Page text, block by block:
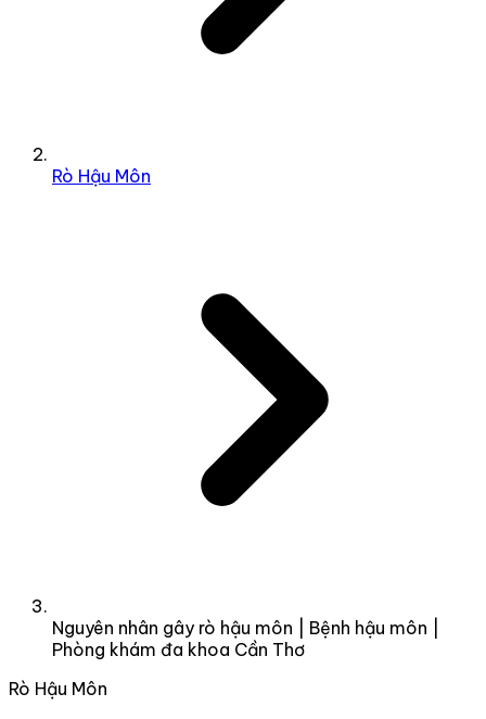
Rò Hậu Môn
Nguyên nhân gây rò hậu môn | Bệnh hậu môn |
Phòng khám đa khoa Cần Thơ
Rò Hậu Môn